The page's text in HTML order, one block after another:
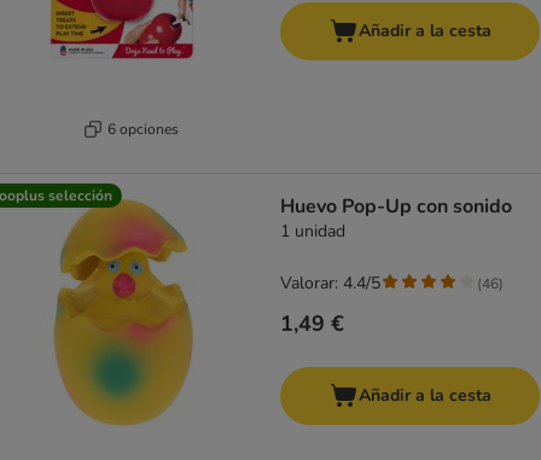
6 opciones
Añadir a la cesta
selección Huevo Pop-Up con sonido
1 unidad
1,49 €
Valorar: 4.4/5 (46)
Añadir a la cesta